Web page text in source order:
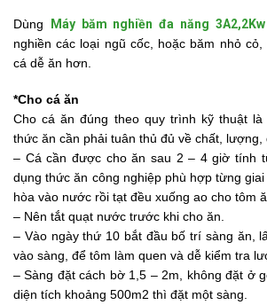
Dùng Máy băm nghiền đa năng 3A2,2Kw
nghiền các loại ngũ cốc, hoặc băm nhỏ
cá dễ ăn hơn.
*Cho cá ăn
Cho cá ăn đúng theo quy trình kỹ thuật là
thức ăn cần phải tuân thủ đủ về chất, lượng,
– Cá cần được cho ăn sau 2 – 4 giờ tính
dụng thức ăn công nghiệp phù hợp từng
hòa vào nước rồi tạt đều xuống ao cho tôm
– Nên tắt quạt nước trước khi cho ăn.
– Vào ngày thứ 10 bắt đầu bố trí sàng ăn,
vào sàng, để tôm làm quen và dễ kiểm tra
– Sàng đặt cách bờ 1,5 – 2m, không đặt ở
diện tích khoảng 500m2 thì đặt một sàng.